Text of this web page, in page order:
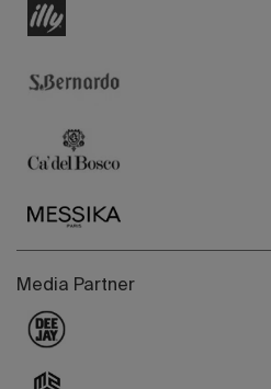
Media Partner